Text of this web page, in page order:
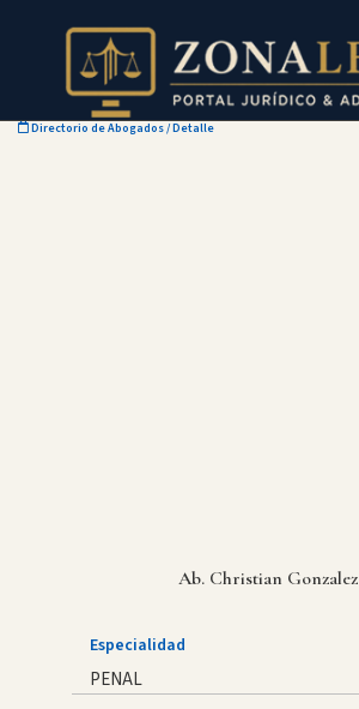
Directorio de Abogados/ Detalle
Ab. Christian Gonzalez
Especialidad
PENAL